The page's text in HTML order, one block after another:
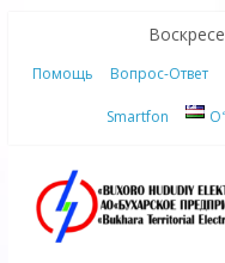
content
Помощь Вопрос-Ответ
Smartfon